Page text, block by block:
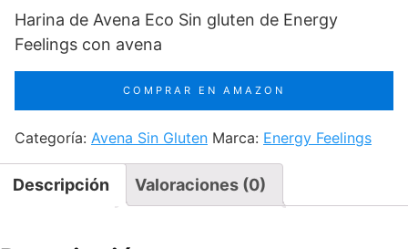
Harina de Avena Eco Sin gluten de Energy
Feelings con avena
COMPRAR EN AMAZON
Categoría: Avena Sin Gluten Marca: Energy Feelings
Descripción Valoraciones (0)